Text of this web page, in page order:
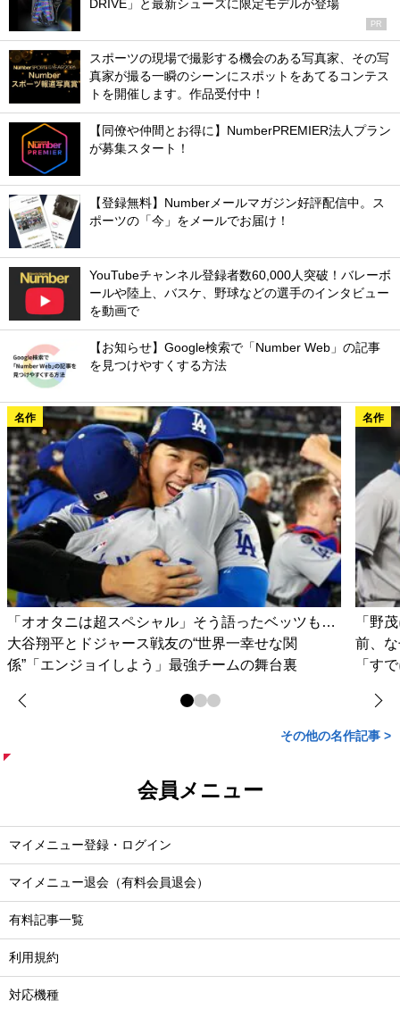
DRIVE」と最新シューズに限定モデルが登場
PR
スポーツの現場で撮影する機会のある写真家、その写
真家が撮る一瞬のシーンにスポットをあてるコンテス
トを開催します。作品受付中！
【同僚や仲間とお得に】NumberPREMIER法人プラン
が募集スタート！
【登録無料】Numberメールマガジン好評配信中。ス
ポーツの「今」をメールでお届け！
YouTubeチャンネル登録者数60,000人突破！バレーボ
ールや陸上、バスケ、野球などの選手のインタビュー
を動画で
【お知らせ】Google検索で「Number Web」の記事
を見つけやすくする方法
名作
「オオタニは超スペシャル」そう語ったベッツも…
大谷翔平とドジャース戦友の“世界一幸せな関
係”「エンジョイしよう」最強チームの舞台裏
名作
「野
前、
「す
その他の名作記事 >
会員メニュー
マイメニュー登録・ログイン
マイメニュー退会（有料会員退会）
有料記事一覧
利用規約
対応機種